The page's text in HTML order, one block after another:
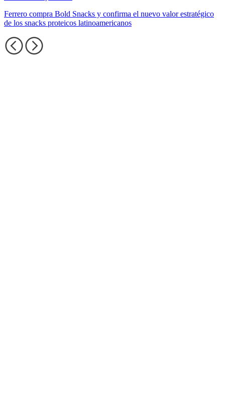
Ferrero compra Bold Snacks y confirma el nuevo valor estratégico
de los snacks proteicos latinoamericanos